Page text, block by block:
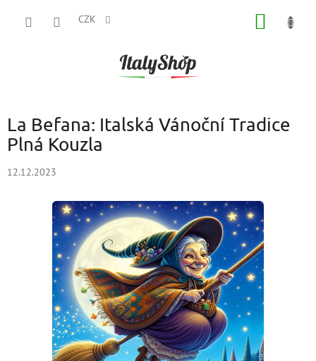
CZK
La Befana: Italská Vánoční Tradice
Plná Kouzla
12.12.2023